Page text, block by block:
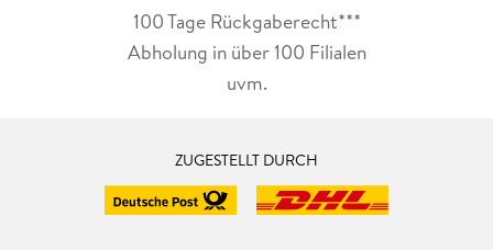
100 Tage Rückgaberecht***
Abholung in über 100 Filialen
uvm.
ZUGESTELLT DURCH